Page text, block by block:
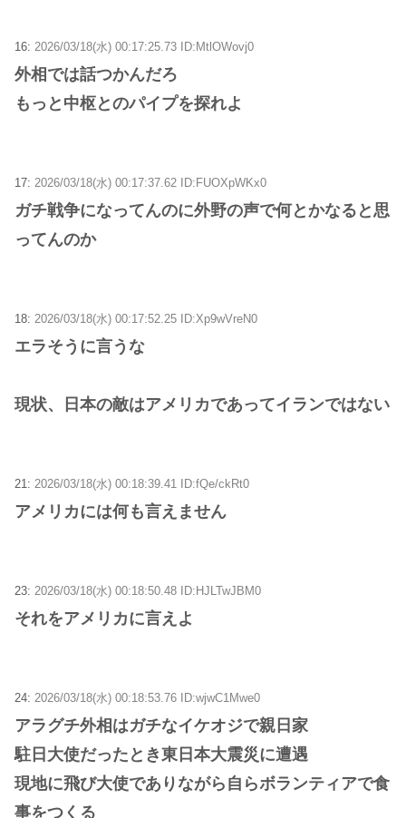
16: 2026/03/18(水) 00:17:25.73 ID:MtlOWovj0
外相では話つかんだろ
もっと中枢とのパイプを探れよ
17: 2026/03/18(水) 00:17:37.62 ID:FUOXpWKx0
ガチ戦争になってんのに外野の声で何とかなると思
ってんのか
18: 2026/03/18(水) 00:17:52.25 ID:Xp9wVreN0
エラそうに言うな
現状、日本の敵はアメリカであってイランではない
21: 2026/03/18(水) 00:18:39.41 ID:fQe/ckRt0
アメリカには何も言えません
23: 2026/03/18(水) 00:18:50.48 ID:HJLTwJBM0
それをアメリカに言えよ
24: 2026/03/18(水) 00:18:53.76 ID:wjwC1Mwe0
アラグチ外相はガチなイケオジで親日家
駐日大使だったとき東日本大震災に遭遇
現地に飛び大使でありながら自らボランティアで食
事をつくる